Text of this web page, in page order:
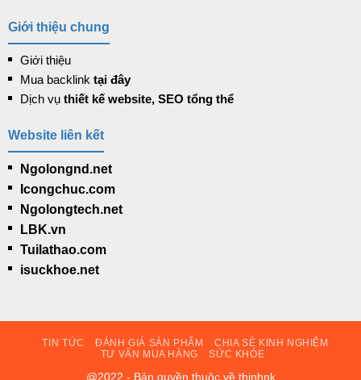
Giới thiệu chung
Giới thiệu
Mua backlink tại đây
Dịch vụthiết kế website, SEO tổng thể
Website liên kết
Ngolongnd.net
Icongchuc.com
Ngolongtech.net
LBK.vn
Tuilathao.com
isuckhoe.net
TIN TỨC ĐÁNH GIÁ SẢN PHẨM
CHIA SẺ KINH NGHIỆM
TƯ VẤN MUA HÀNG
SỨC KHỎE
@2022 - Bản quyền thuộc về thinhnk